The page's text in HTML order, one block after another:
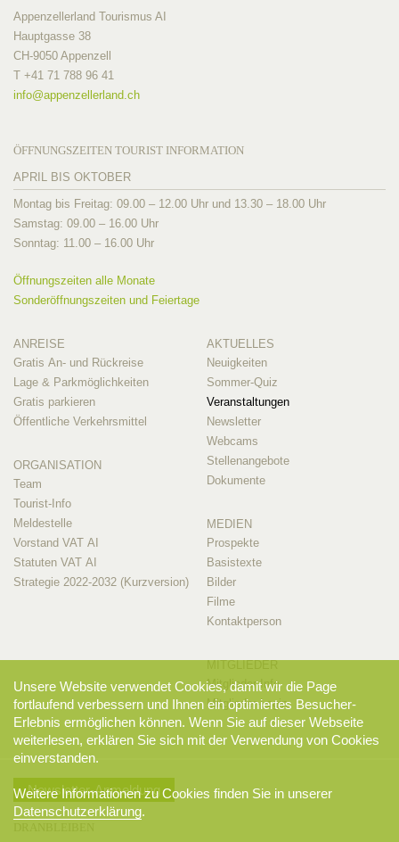
Appenzellerland Tourismus AI
Hauptgasse 38
CH-9050 Appenzell
T +41 71 788 96 41
info@appenzellerland.ch
ÖFFNUNGSZEITEN TOURIST INFORMATION
APRIL BIS OKTOBER
Montag bis Freitag: 09.00 – 12.00 Uhr und 13.30 – 18.00 Uhr
Samstag: 09.00 – 16.00 Uhr
Sonntag: 11.00 – 16.00 Uhr
Öffnungszeiten alle Monate
Sonderöffnungszeiten und Feiertage
ANREISE
Gratis An- und Rückreise
Lage & Parkmöglichkeiten
Gratis parkieren
Öffentliche Verkehrsmittel
ORGANISATION
Team
Tourist-Info
Meldestelle
Vorstand VAT AI
Statuten VAT AI
Strategie 2022-2032 (Kurzversion)
AKTUELLES
Neuigkeiten
Sommer-Quiz
Veranstaltungen
Newsletter
Webcams
Stellenangebote
Dokumente
MEDIEN
Prospekte
Basistexte
Bilder
Filme
Kontaktperson
Mitglieder-Info
Mitglieder-Login
Newsletter-Anmeldung
Unsere Website verwendet Cookies, damit wir die Page
fortlaufend verbessern und Ihnen ein optimiertes Besucher-
Erlebnis ermöglichen können. Wenn Sie auf dieser Webseite
weiterlesen, erklären Sie sich mit der Verwendung von Cookies
einverstanden.
Weitere Informationen zu Cookies finden Sie in unserer
Datenschutzerklärung.